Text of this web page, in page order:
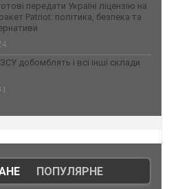
передати Україні ліцензію на
Patriot: політика, безпека та
добомблять і всі інші склади
| ПОПУЛЯРНЕ